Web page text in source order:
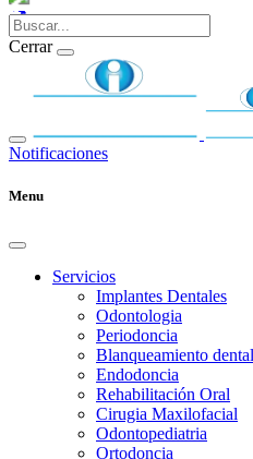
Cerrar
Notificaciones
Menu
Servicios
Implantes Dentales
Odontologia
Periodoncia
Blanqueamiento dental
Endodoncia
Rehabilitación Oral
Cirugia Maxilofacial
Odontopediatria
Ortodoncia